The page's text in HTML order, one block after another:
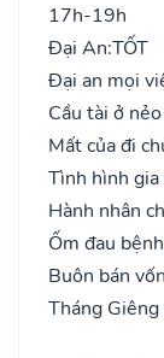
17h-19h
Đại An:TỐT
Đại an mọi
Cầu tài ở
Mất của đi
Tình hình
Hành nhân
Ốm đau
Buôn bán
Tháng